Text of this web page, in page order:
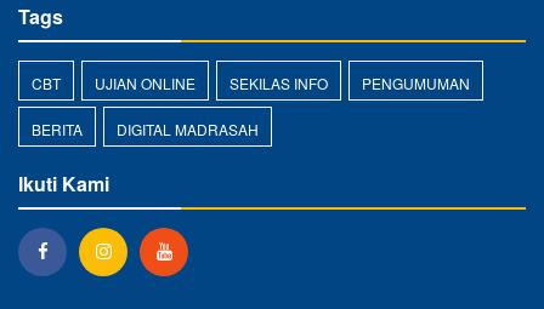
Tags
CBT UJIAN ONLINE SEKILAS INFO PENGUMUMAN
BERITA DIGITAL MADRASAH
Ikuti Kami